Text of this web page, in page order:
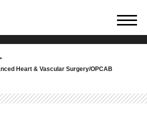
Heart & Vascular Surgery/OPCAB